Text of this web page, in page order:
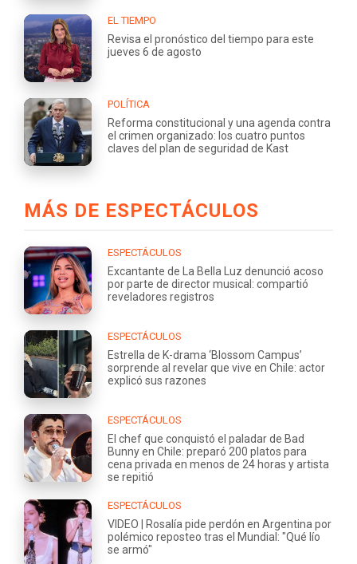
EL TIEMPO
Revisa el pronóstico del tiempo para este
jueves 6 de agosto
POLÍTICA
Reforma constitucional y una agenda contra
el crimen organizado: los cuatro puntos
claves del plan de seguridad de Kast
MÁS DE ESPECTÁCULOS
ESPECTÁCULOS
Excantante de La Bella Luz denunció acoso
por parte de director musical: compartió
reveladores registros
ESPECTÁCULOS
Estrella de K-drama ‘Blossom Campus’
sorprende al revelar que vive en Chile: actor
explicó sus razones
ESPECTÁCULOS
El chef que conquistó el paladar de Bad
Bunny en Chile: preparó 200 platos para
cena privada en menos de 24 horas y artista
se repitió
ESPECTÁCULOS
VIDEO | Rosalía pide perdón en Argentina por
polémico reposteo tras el Mundial: "Qué lío
se armó"